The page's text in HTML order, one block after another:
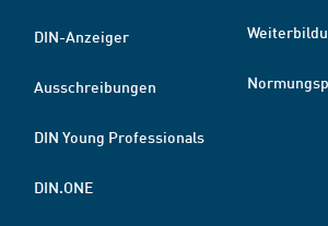
DIN-Anzeiger
Ausschreibungen
DIN Young Professionals
DIN.ONE